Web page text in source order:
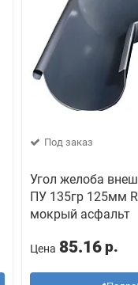
Под заказ
Угол желоба
ПУ 135гр 125мм
мокрый асфальт
Цена 85.16 р.